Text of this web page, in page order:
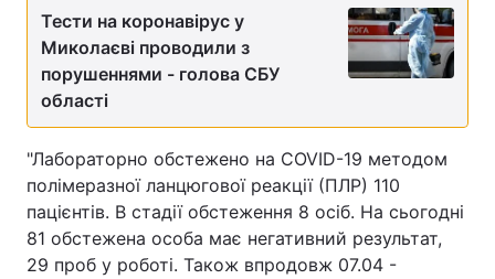
Інтерв'ю
Архів Вакансії
Послуги
Тести на коронавірус у
Миколаєві проводили з
порушеннями - голова СБУ
області
"Лабораторно обстежено на COVID-19 методом
полімеразної ланцюгової реакції (ПЛР) 110
пацієнтів. В стадії обстеження 8 осіб. На сьогодні
81 обстежена особа має негативний результат,
29 проб у роботі. Також впродовж 07.04 -